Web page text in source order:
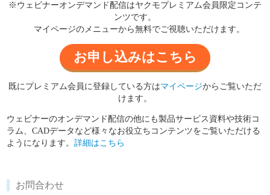
※ウェビナーオンデマンド配信はヤクモプレミアム会員限定コンテ
ンツです。
マイページのメニューから無料でご視聴いただけます。
お申し込みはこちら
既にプレミアム会員に登録している方はマイページからご覧いただ
けます。
ウェビナーのオンデマンド配信の他にも製品サービス資料や技術コ
ラム、CADデータなど様々なお役立ちコンテンツをご覧いただける
ようになります。詳細はこちら
お問合わせ